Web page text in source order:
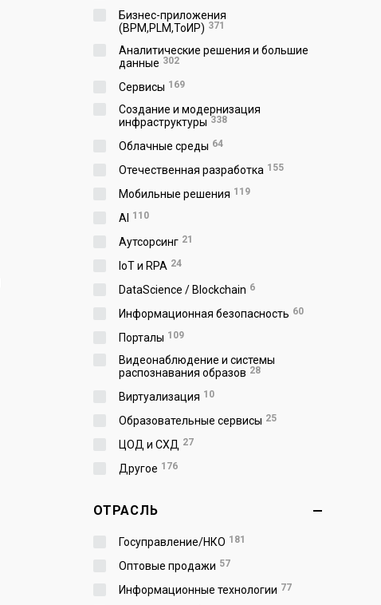
Бизнес-приложения
(BPM,PLM,ToИР) 371
Аналитические решения и большие
данные 302
Сервисы 169
Создание и модернизация
инфраструктуры 338
Облачные среды 64
Отечественная разработка 155
Мобильные решения 119
AI 110
Аутсорсинг 21
IoT и RPA 24
DataScience / Blockchain 6
Информационная безопасность 60
Порталы 109
Видеонаблюдение и системы
распознавания образов 28
Виртуализация 10
Образовательные сервисы 25
ЦОД и СХД 27
Другое 176
ОТРАСЛЬ
Госуправление/НКО 181
Оптовые продажи 57
Информационные технологии 77